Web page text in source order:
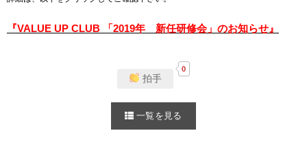
『VALUE UP CLUB 「2019年 新任研修会」のお知らせ』
拍手
0
一覧を見る